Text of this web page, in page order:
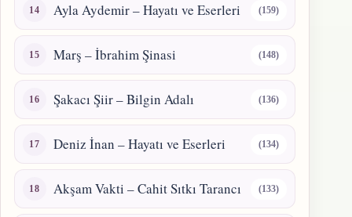
Ayla Aydemir – Hayatı ve Eserleri (159)
Marş – İbrahim Şinasi (148)
Şakacı Şiir – Bilgin Adalı (136)
Deniz İnan – Hayatı ve Eserleri (134)
Akşam Vakti – Cahit Sıtkı Tarancı (133)